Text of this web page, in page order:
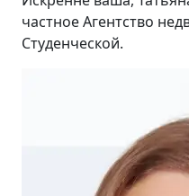
частное Агентство
Студенческой.